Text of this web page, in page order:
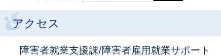
アクセス
障害者就業支援課/障害者雇用就業サポート